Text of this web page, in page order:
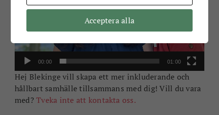
00:00 01:00
Hej Blekinge vill skapa ett mer inkluderande och
hållbart samhälle tillsammans med dig! Vill du vara
med?Tveka inte att kontakta oss.
Acceptera alla